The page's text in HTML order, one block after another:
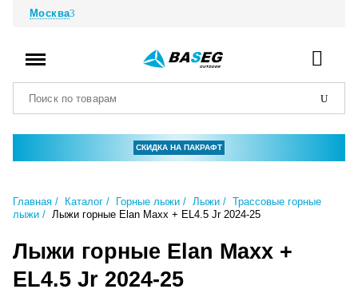
Москва
СКИДКА НА ПАКРАФТ
Главная Каталог Горные лыжи Лыжи
Трассовые горные
лыжи
Лыжи горные Elan Maxx + EL4.5 Jr 2024-25
Лыжи горные Elan Maxx +
EL4.5 Jr 2024-25